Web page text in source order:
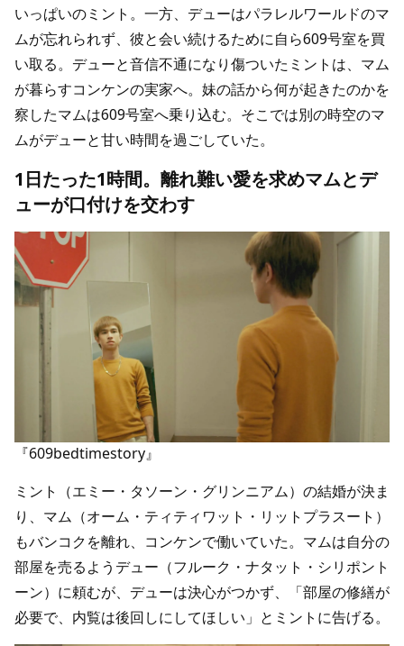
いっぱいのミント。一方、デューはパラレルワールドのマ
ムが忘れられず、彼と会い続けるために自ら609号室を買
い取る。デューと音信不通になり傷ついたミントは、マム
が暮らすコンケンの実家へ。妹の話から何が起きたのかを
察したマムは609号室へ乗り込む。そこでは別の時空のマ
ムがデューと甘い時間を過ごしていた。
1日たった1時間。離れ難い愛を求めマムとデ
ューが口付けを交わす
『609bedtimestory』
ミント（エミー・タソーン・グリンニアム）の結婚が決ま
り、マム（オーム・ティティワット・リットプラスート）
もバンコクを離れ、コンケンで働いていた。マムは自分の
部屋を売るようデュー（フルーク・ナタット・シリポント
ーン）に頼むが、デューは決心がつかず、「部屋の修繕が
必要で、内覧は後回しにしてほしい」とミントに告げる。